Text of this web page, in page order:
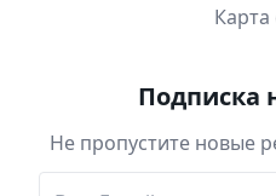
Карта
Подписка
Не пропустите новые